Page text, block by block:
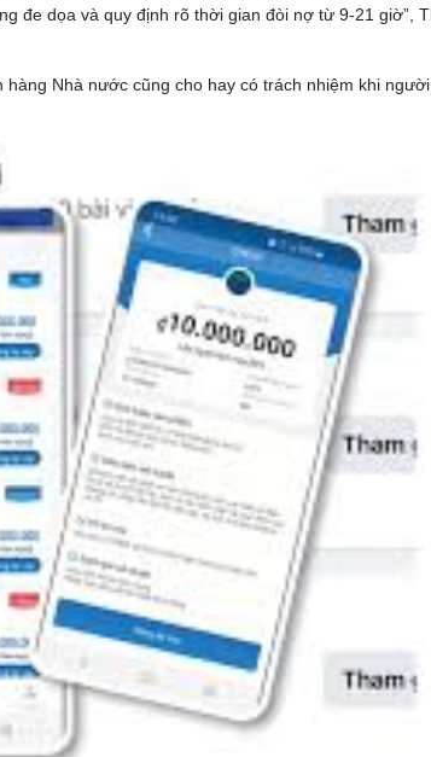
đe dọa và quy định rõ thời gian đòi nợ từ 9-21 giờ”,
Nhà nước cũng cho hay có trách nhiệm khi